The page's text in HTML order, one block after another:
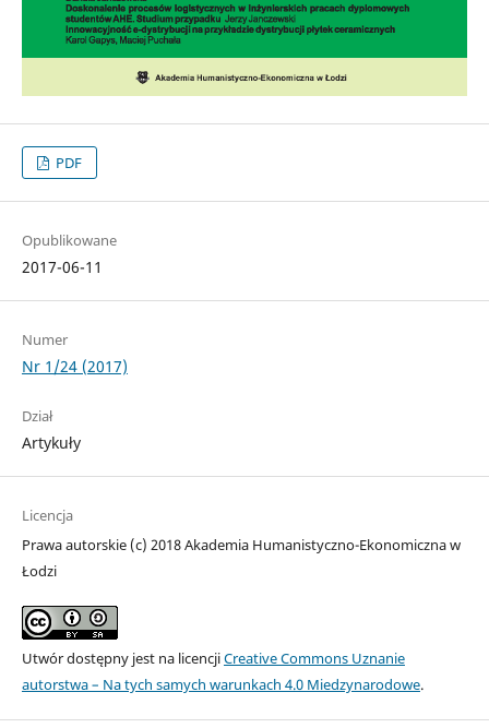
PDF
Opublikowane
2017-06-11
Numer
Nr 1/24 (2017)
Dział
Artykuły
Licencja
Prawa autorskie (c) 2018 Akademia Humanistyczno-Ekonomiczna w
Łodzi
Utwór dostępny jest na licencjiCreative Commons Uznanie
autorstwa – Na tych samych warunkach 4.0 Miedzynarodowe.